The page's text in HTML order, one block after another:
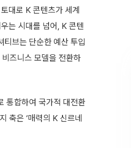
대로 K 콘텐츠가 세계
는 시대를 넘어, K 콘텐
티브는 단순한 예산 투입
즈니스 모델을 전환하
통합하여 국가적 대전환
축은 ‘매력의 K 신르네